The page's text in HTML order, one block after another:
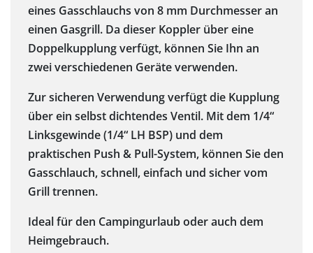
eines Gasschlauchs von 8 mm Durchmesser an
einen Gasgrill. Da dieser Koppler über eine
Doppelkupplung verfügt, können Sie Ihn an
zwei verschiedenen Geräte verwenden.
Zur sicheren Verwendung verfügt die Kupplung
über ein selbst dichtendes Ventil. Mit dem 1/4“
Linksgewinde (1/4“ LH BSP) und dem
praktischen Push & Pull-System, können Sie den
Gasschlauch, schnell, einfach und sicher vom
Grill trennen.
Ideal für den Campingurlaub oder auch dem
Heimgebrauch.